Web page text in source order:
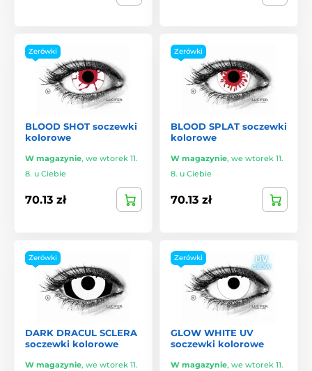
Zerówki
BLOOD SHOT soczewki
kolorowe
W magazynie, we wtorek 11.
8. u Ciebie
70.13 zł
Zerówki
BLOOD SPLAT soczewki
kolorowe
W magazynie, we wtorek 11.
8. u Ciebie
70.13 zł
Zerówki
DARK DRACUL SCLERA
soczewki kolorowe
W magazynie, we wtorek 11.
Zerówki
GLOW WHITE UV
soczewki kolorowe
W magazynie, we wtorek 11.